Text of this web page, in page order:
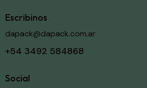
Escribinos
dapack@dapack.com.ar
+54 3492 584868
Social